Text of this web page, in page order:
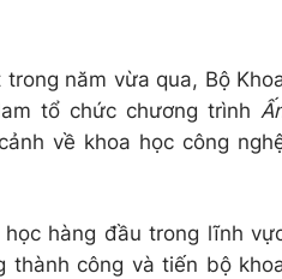
năm vừa qua, Bộ
tổ chức chương trình
về khoa học công
hàng đầu trong lĩnh
thành công và tiến bộ